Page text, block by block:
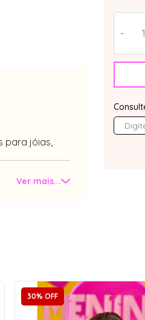
para jóias,
Ver mais...
-
30% OFF